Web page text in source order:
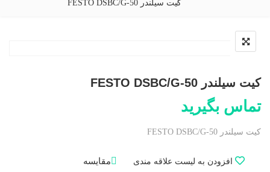
کیت سیلندر FESTO DSBC/G-50
کیت سیلندر FESTO DSBC/G-50
تماس بگیرید
کیت سیلندر FESTO DSBC/G-50
افزودن به لیست علاقه مندی مقایسه